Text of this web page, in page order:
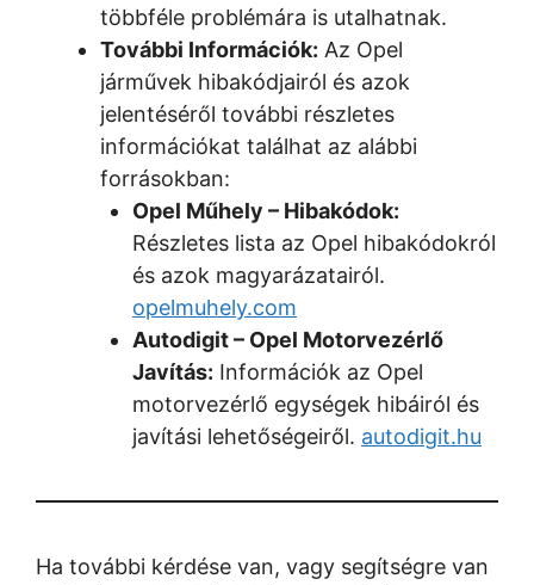
többféle problémára is utalhatnak.
További Információk: Az Opel
járművek hibakódjairól és azok
jelentéséről további részletes
információkat találhat az alábbi
forrásokban:
Opel Műhely – Hibakódok:
Részletes lista az Opel hibakódokról
és azok magyarázatairól.
opelmuhely.com
Autodigit – Opel Motorvezérlő
Javítás: Információk az Opel
motorvezérlő egységek hibáiról és
javítási lehetőségeiről. autodigit.hu
Ha további kérdése van, vagy segítségre van